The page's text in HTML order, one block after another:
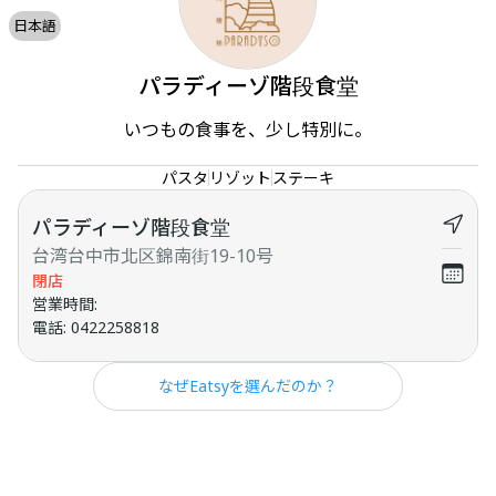
日本語
パラディーゾ階段食堂
いつもの食事を、少し特別に。
パスタ リゾット ステーキ
パラディーゾ階段食堂
台湾台中市北区錦南街19-10号
閉店
営業時間:
電話: 0422258818
なぜEatsyを選んだのか？